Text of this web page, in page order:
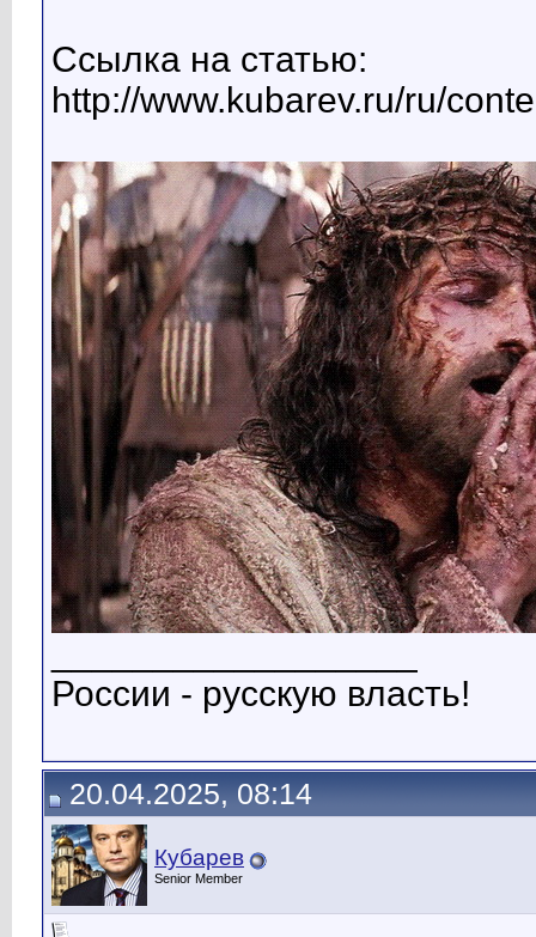
Ссылка на статью:
http://www.kubarev.ru/ru/
России - русскую власть!
20.04.2025, 08:14
Кубарев
Senior Member